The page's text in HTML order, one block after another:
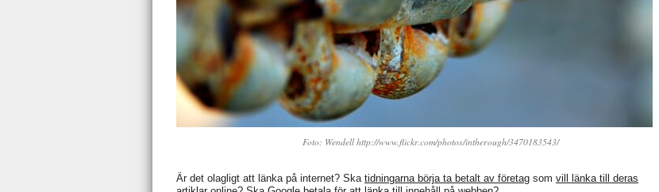
Foto: Wendell http://www.flickr.com/photos/intherough/3470183543/
Är det olagligt att länka på internet? Ska tidningarna börja ta betalt av företag som vill länka till deras